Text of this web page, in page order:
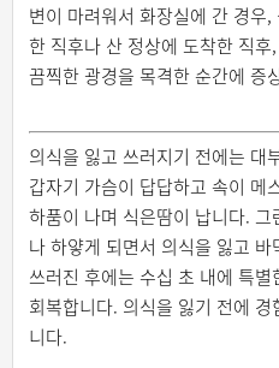
변이 마려워서 화장실에 간 경우
한 직후나 산 정상에 도착한 직
끔찍한 광경을 목격한 순간에 증
의식을 잃고 쓰러지기 전에는 대
갑자기 가슴이 답답하고 속이 메
하품이 나며 식은땀이 납니다.
나 하얗게 되면서 의식을 잃고
쓰러진 후에는 수십 초 내에 특
회복합니다. 의식을 잃기 전에
니다.